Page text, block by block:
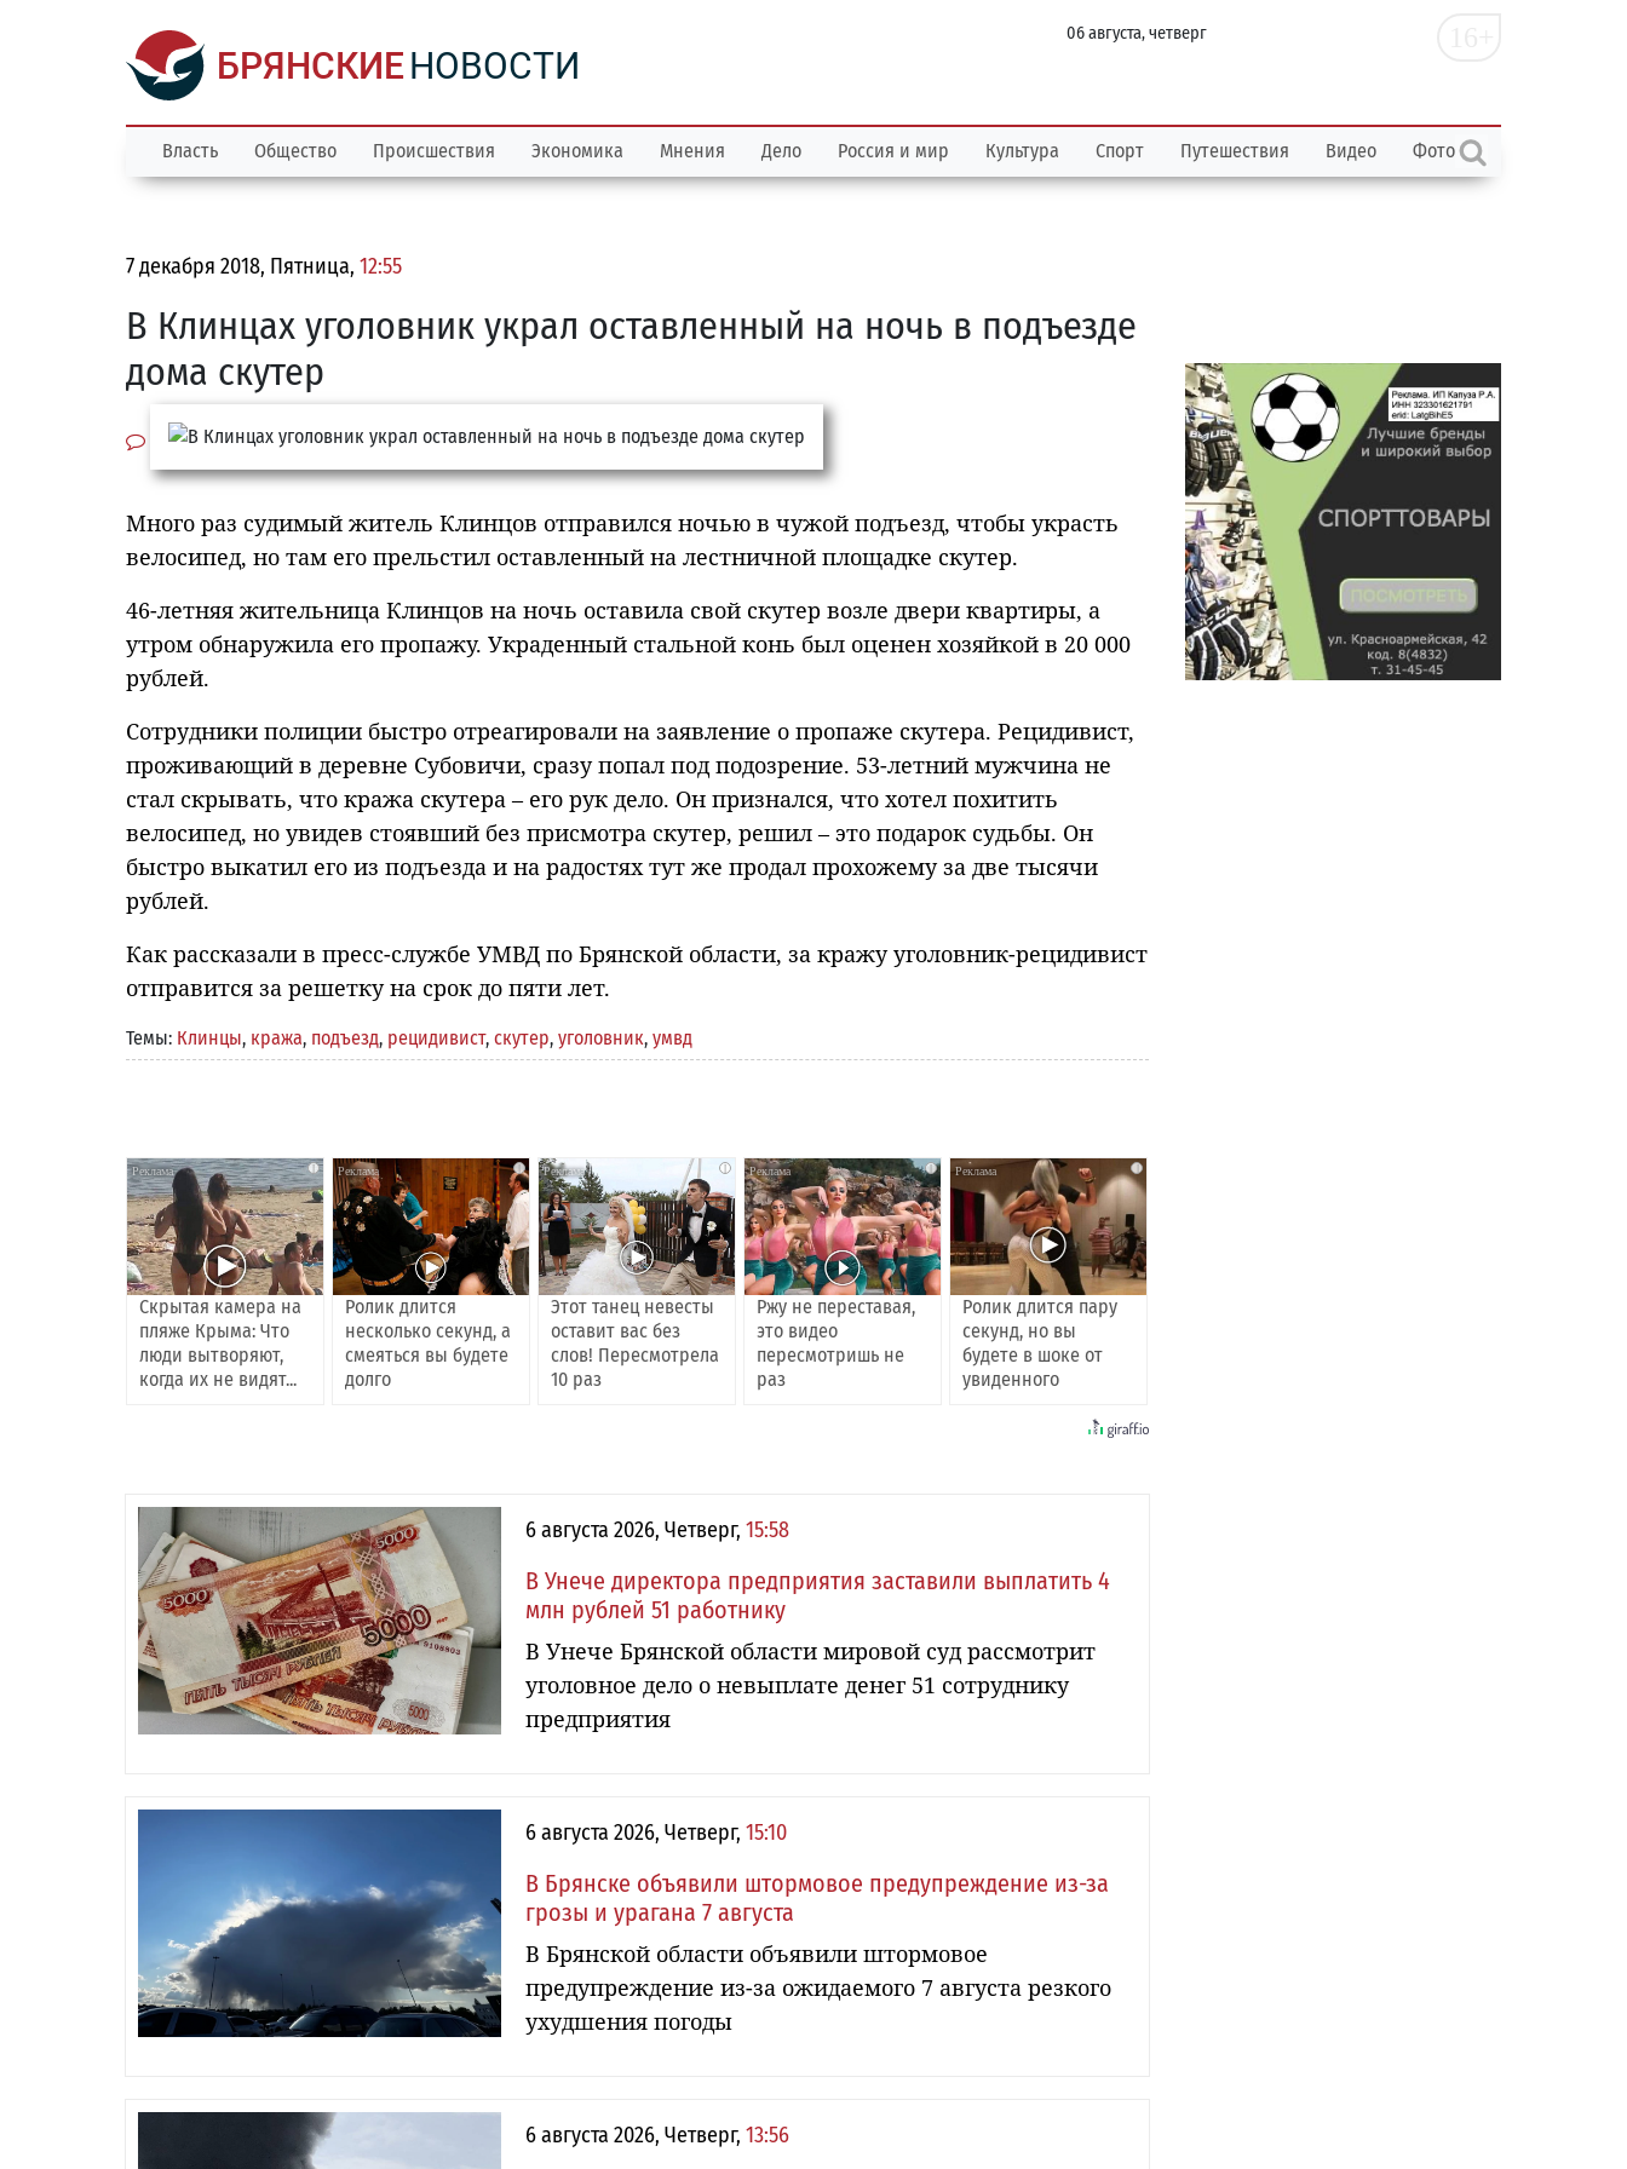
БРЯНСКИЕНОВОСТИ
06 августа, четверг
Власть Общество Происшествия Экономика Мнения Дело Россия и мир Культура Спорт Путешествия Видео Фото
7 декабря 2018, Пятница, 12:55
В Клинцах уголовник украл оставленный на ночь в подъезде
дома скутер
Много раз судимый житель Клинцов отправился ночью в чужой подъезд, чтобы украсть
велосипед, но там его прельстил оставленный на лестничной площадке скутер.
46-летняя жительница Клинцов на ночь оставила свой скутер возле двери квартиры, а
утром обнаружила его пропажу. Украденный стальной конь был оценен хозяйкой в 20 000
рублей.
Сотрудники полиции быстро отреагировали на заявление о пропаже скутера. Рецидивист,
проживающий в деревне Субовичи, сразу попал под подозрение. 53-летний мужчина не
стал скрывать, что кража скутера – его рук дело. Он признался, что хотел похитить
велосипед, но увидев стоявший без присмотра скутер, решил – это подарок судьбы. Он
быстро выкатил его из подъезда и на радостях тут же продал прохожему за две тысячи
рублей.
Как рассказали в пресс-службе УМВД по Брянской области, за кражу уголовник-рецидивист
отправится за решетку на срок до пяти лет.
Темы: Клинцы, кража, подъезд, рецидивист, скутер, уголовник, умвд
i
Скрытая камера на
пляже Крыма: Что
люди вытворяют,
когда их не видят...
i
Ролик длится
несколько секунд, а
смеяться вы будете
долго
i
Этот танец невесты
оставит вас без
слов! Пересмотрела
10 раз
i
Ржу не переставая,
это видео
пересмотришь не
раз
i
Ролик длится пару
секунд, но вы
будете в шоке от
увиденного
6 августа 2026, Четверг, 15:58
В Унече директора предприятия заставили выплатить 4
млн рублей 51 работнику
В Унече Брянской области мировой суд рассмотрит
уголовное дело о невыплате денег 51 сотруднику
предприятия
6 августа 2026, Четверг, 15:10
В Брянске объявили штормовое предупреждение из-за
грозы и урагана 7 августа
В Брянской области объявили штормовое
предупреждение из-за ожидаемого 7 августа резкого
ухудшения погоды
6 августа 2026, Четверг, 13:56